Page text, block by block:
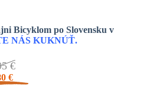
Bicyklom po Slovensku v
NÁS KUKNÚŤ.
€
€